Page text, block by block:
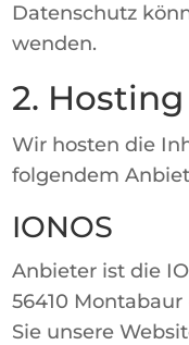
Datenschutz
wenden.
2. Hosting
Wir hosten die
folgendem
IONOS
Anbieter ist die
56410
Sie unsere